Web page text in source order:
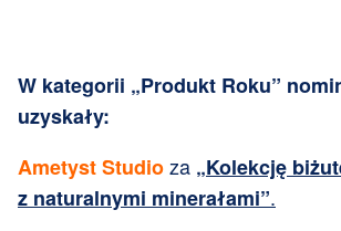
W kategorii „Produkt Roku”
uzyskały:
Ametyst Studioza „Kolekcję
z naturalnymi minerałami”.